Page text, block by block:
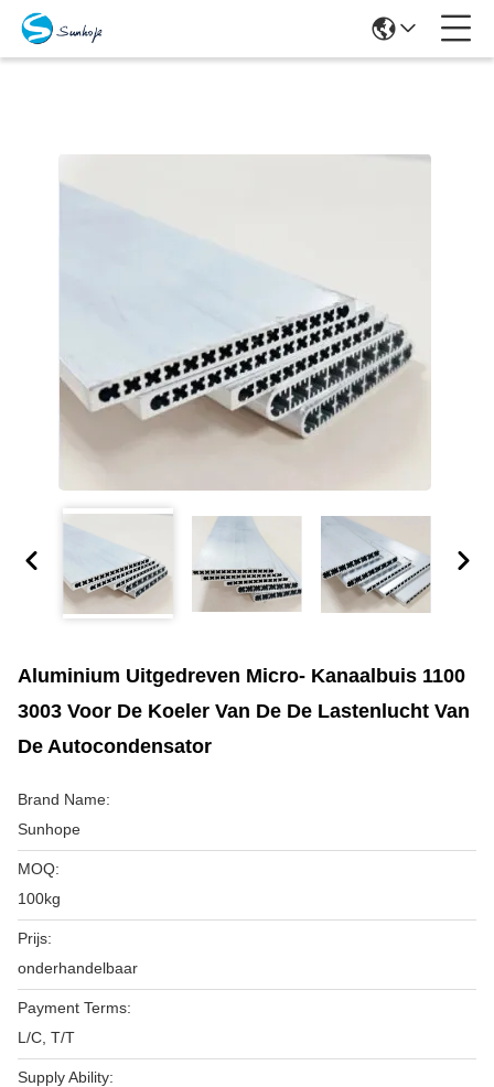
Aluminium Uitgedreven Micro- Kanaalbuis 1100
3003 Voor De Koeler Van De De Lastenlucht Van
De Autocondensator
Brand Name:
Sunhope
MOQ:
100kg
Prijs:
onderhandelbaar
Payment Terms:
L/C, T/T
Supply Ability: